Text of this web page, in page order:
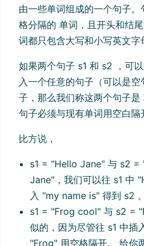
由一些单词组成的一个句子
格分隔的 单词，且开头和结
词都只包含大写和小写英文字
如果两个句子 s1 和 s2 ，可
入一个任意的句子（可以是
子，那么我们称这两个句子
句子必须与现有单词用空白隔
比方说，
s1 = "Hello Jane" 与 s2
Jane"，我们可以往 s1 中
入 "my name is" 得到 s2 。
s1 = "Frog cool" 与 s2 =
似的，因为尽管往 s1 中插
"Frog" 用空格隔开。 给你